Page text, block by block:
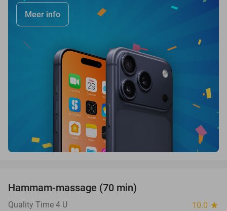
Meer info
OUT
Hammam-massage (70 min)
Quality Time 4 U 10.0 star